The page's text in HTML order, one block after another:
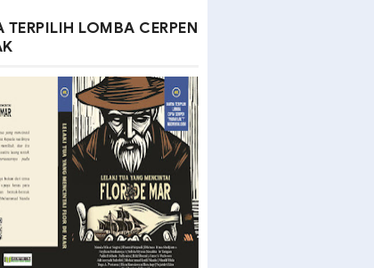
TERPILIH LOMBA CERPEN